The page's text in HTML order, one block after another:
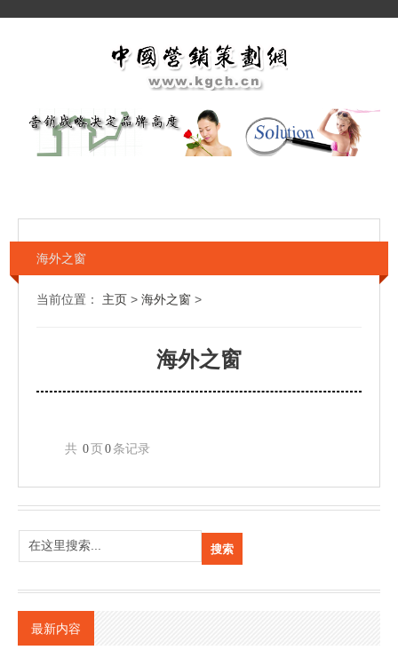
海外之窗
当前位置： 主页 > 海外之窗 >
海外之窗
共 0 页 0 条记录
最新内容